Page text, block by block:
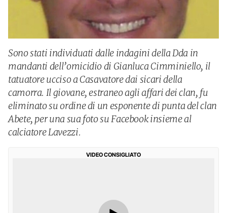
Sono stati individuati dalle indagini della Dda in
mandanti dell’omicidio di Gianluca Cimminiello, il
tatuatore ucciso a Casavatore dai sicari della
camorra. Il giovane, estraneo agli affari dei clan, fu
eliminato su ordine di un esponente di punta del clan
Abete, per una sua foto su Facebook insieme al
calciatore Lavezzi.
VIDEO CONSIGLIATO